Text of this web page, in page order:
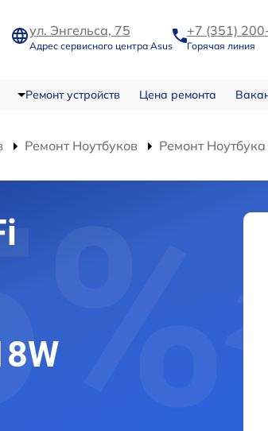
ул. Энгельса, 75
Адрес сервисного центра Asus
+7 (351)
Горячая линия
Ремонт устройств Цена ремонта
Ремонт Ноутбуков Ремонт